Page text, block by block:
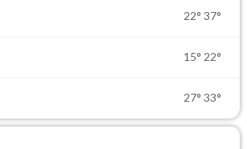
22° 37°
15° 22°
27° 33°